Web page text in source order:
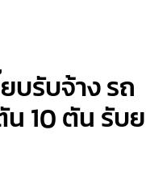
บรับจ้าง รถ
น 10 ตัน รับ